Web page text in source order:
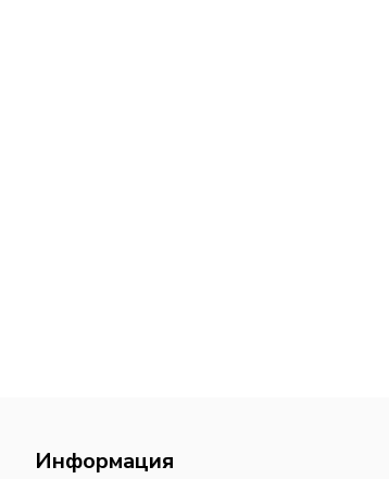
Информация